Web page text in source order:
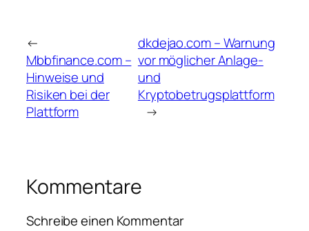
←
Mbbfinance.com –
Hinweise und
Risiken bei der
Plattform
dkdejao.com – Warnung
vor möglicher Anlage-
und
Kryptobetrugsplattform
→
Kommentare
Schreibe einen Kommentar